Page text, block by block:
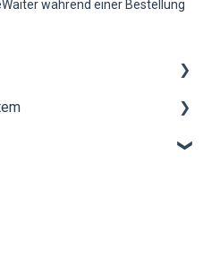
während einer Bestellung
bestellen